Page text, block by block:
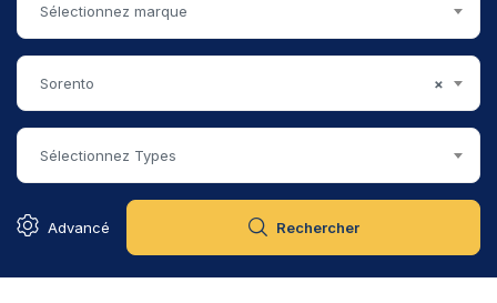
Sélectionnez marque
×
Sorento
Sélectionnez Types
Advancé Rechercher